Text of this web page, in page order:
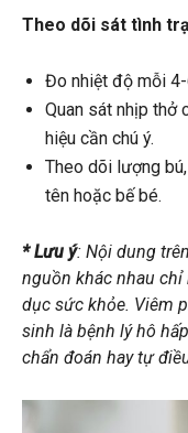
Theo dõi sát tình
Đo nhiệt độ mỗi
Quan sát nhịp thở
hiệu cần chú ý.
Theo dõi lượng
tên hoặc bế bé.
* Lưu ý: Nội dung
nguồn khác nhau
dục sức khỏe. Viêm
sinh là bệnh lý hô
chẩn đoán hay tự